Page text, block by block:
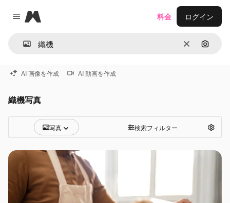
Close menu
Magnific
消去 画像で
料金 ログイン
AI 画像を作成 AI 動画を作成
織機写真
写真 検索フィルター